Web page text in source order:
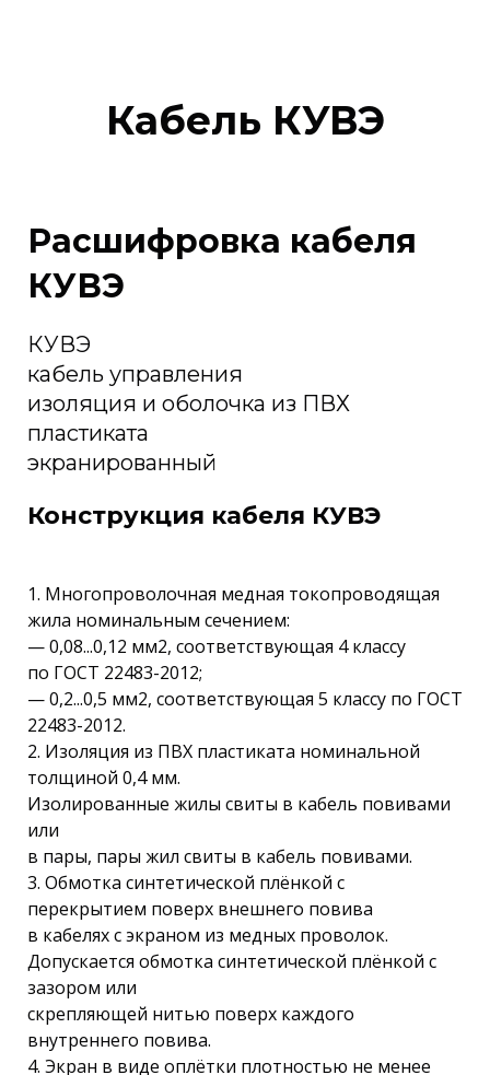
Кабель КУВЭ
Расшифровка кабеля
КУВЭ
КУВЭ
кабель управления
изоляция и оболочка из ПВХ
пластиката
экранированный
Конструкция кабеля КУВЭ
1. Многопроволочная медная токопроводящая
жила номинальным сечением:
— 0,08...0,12 мм2, соответствующая 4 классу
по ГОСТ 22483-2012;
— 0,2...0,5 мм2, соответствующая 5 классу по ГОСТ
22483-2012.
2. Изоляция из ПВХ пластиката номинальной
толщиной 0,4 мм.
Изолированные жилы свиты в кабель повивами
или
в пары, пары жил свиты в кабель повивами.
3. Обмотка синтетической плёнкой с
перекрытием поверх внешнего повива
в кабелях с экраном из медных проволок.
Допускается обмотка синтетической плёнкой с
зазором или
скрепляющей нитью поверх каждого
внутреннего повива.
4. Экран в виде оплётки плотностью не менее